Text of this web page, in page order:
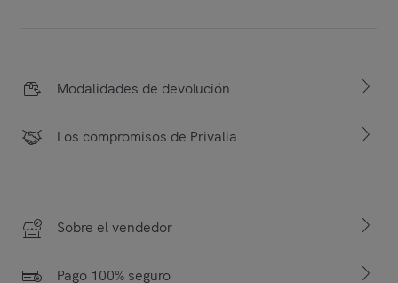
Modalidades de devolución
Los compromisos de Privalia
Sobre el vendedor
Pago 100% seguro